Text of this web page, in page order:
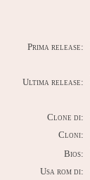
Prima release:
Ultima release:
Clone di:
Cloni:
Bios:
Usa rom di: